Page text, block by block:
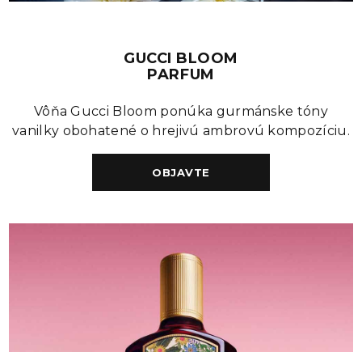
GUCCI BLOOM
PARFUM
Vôňa Gucci Bloom ponúka gurmánske tóny
vanilky obohatené o hrejivú ambrovú kompozíciu.
OBJAVTE